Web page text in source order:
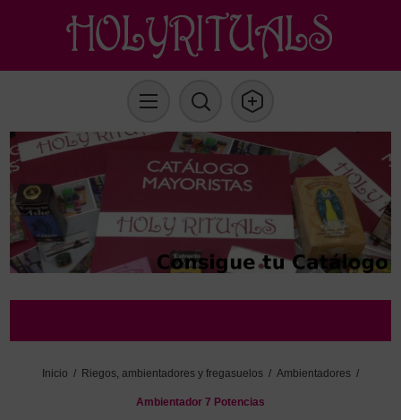
Inicio / Riegos, ambientadores y fregasuelos / Ambientadores /
Ambientador 7 Potencias